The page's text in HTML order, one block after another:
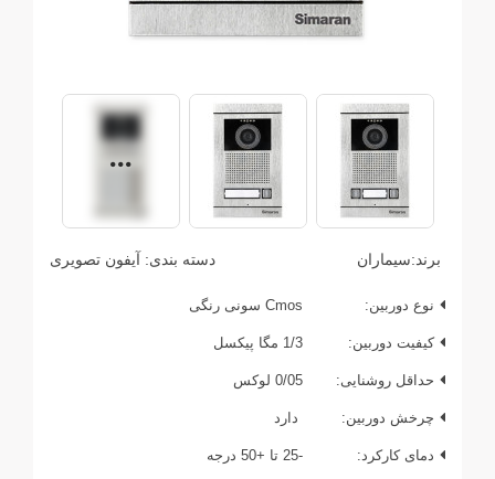
برند:سیماران دسته بندی: آیفون تصویری
نوع دوربین: Cmos سونی رنگی
کیفیت دوربین: 1/3 مگا پیکسل
حداقل روشنایی: 0/05 لوکس
چرخش دوربین: دارد
دمای کارکرد: -25 تا +50 درجه